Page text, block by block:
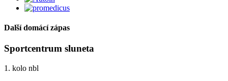
Další domácí zápas
Sportcentrum sluneta
1. kolo nbl